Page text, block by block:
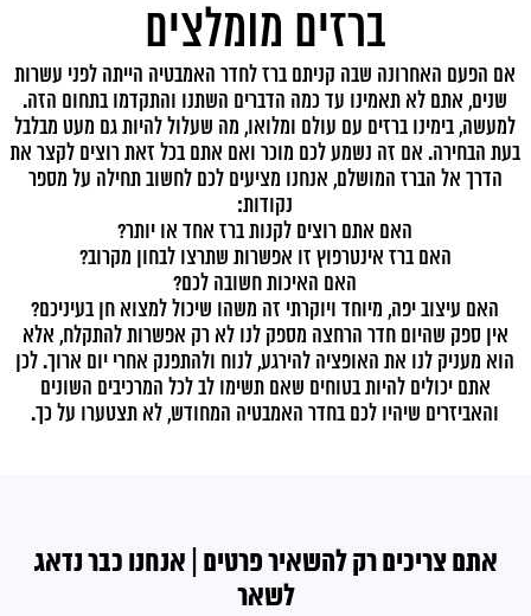
ברזים מומלצים
אם הפעם האחרונה שבה קניתם ברז לחדר האמבטיה הייתה לפני עשרות
שנים, אתם לא תאמינו עד כמה הדברים השתנו והתקדמו בתחום הזה.
למעשה, בימינו ברזים עם עולם ומלואו, מה שעלול להיות גם מעט מבלבל
בעת הבחירה. אם זה נשמע לכם מוכר ואם אתם בכל זאת רוצים לקצר את
הדרך אל הברז המושלם, אנחנו מציעים לכם לחשוב תחילה על מספר
נקודות:
האם אתם רוצים לקנות ברז אחד או יותר?
האם ברז אינטרפוץ זו אפשרות שתרצו לבחון מקרוב?
האם האיכות חשובה לכם?
האם עיצוב יפה, מיוחד ויוקרתי זה משהו שיכול למצוא חן בעיניכם?
אין ספק שהיום חדר הרחצה מספק לנו לא רק אפשרות להתקלח, אלא
הוא מעניק לנו את האופציה להירגע, לנוח ולהתפנק אחרי יום ארוך. לכן
אתם יכולים להיות בטוחים שאם תשימו לב לכל המרכיבים השונים
והאביזרים שיהיו לכם בחדר האמבטיה המחודש, לא תצטערו על כך.
אתם צריכים רק להשאיר פרטים | אנחנו כבר נדאג
לשאר